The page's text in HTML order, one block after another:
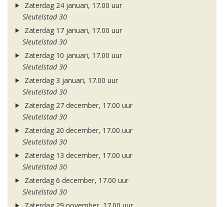
Zaterdag 24 januari, 17.00 uur
Sleutelstad 30
Zaterdag 17 januari, 17.00 uur
Sleutelstad 30
Zaterdag 10 januari, 17.00 uur
Sleutelstad 30
Zaterdag 3 januari, 17.00 uur
Sleutelstad 30
Zaterdag 27 december, 17.00 uur
Sleutelstad 30
Zaterdag 20 december, 17.00 uur
Sleutelstad 30
Zaterdag 13 december, 17.00 uur
Sleutelstad 30
Zaterdag 6 december, 17.00 uur
Sleutelstad 30